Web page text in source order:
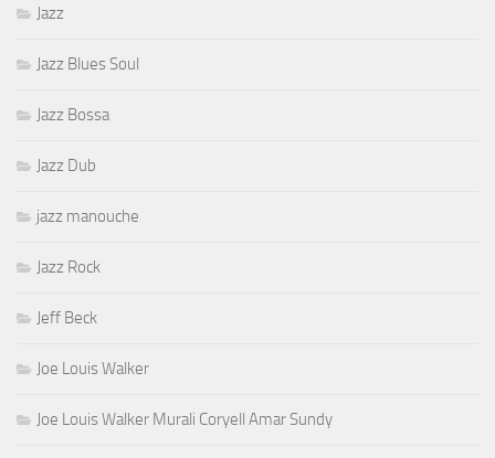
Jazz
Jazz Blues Soul
Jazz Bossa
Jazz Dub
jazz manouche
Jazz Rock
Jeff Beck
Joe Louis Walker
Joe Louis Walker Murali Coryell Amar Sundy